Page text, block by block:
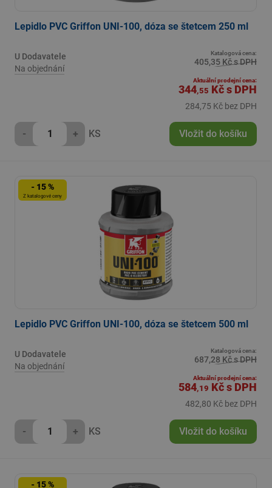
Lepidlo PVC Griffon UNI-100, dóza se štetcem 250 ml
U Dodavatele
Na objednání
Katalogová cena:
405,35 Kč s DPH
Aktuální prodejní cena:
344,55 Kčs DPH
284,75 Kč bez DPH
- + KS Vložit do košíku
- 15 %
Z katalogové ceny
Lepidlo PVC Griffon UNI-100, dóza se štetcem 500 ml
U Dodavatele
Na objednání
Katalogová cena:
687,28 Kč s DPH
Aktuální prodejní cena:
584,19 Kčs DPH
482,80 Kč bez DPH
- + KS Vložit do košíku
- 15 %